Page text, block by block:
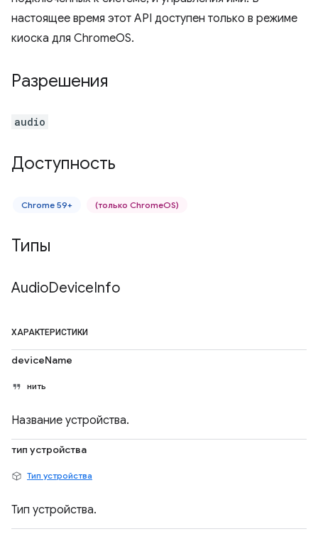
настоящее время этот API доступен только в режиме
киоска для ChromeOS.
Разрешения
audio
Доступность
Chrome 59+ (только ChromeOS)
Типы
AudioDeviceInfo
ХАРАКТЕРИСТИКИ
deviceName
нить
Название устройства.
тип устройства
Тип устройства
Тип устройства.